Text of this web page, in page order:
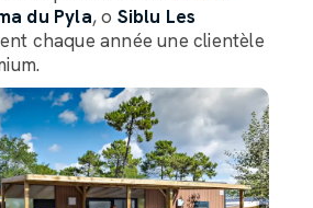
du Pyla, o Siblu Les
chaque année une clientèle